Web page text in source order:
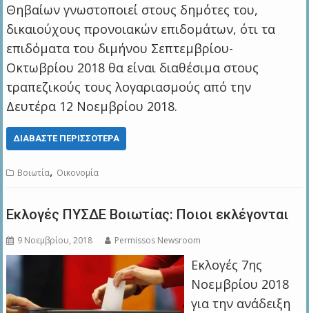
Θηβαίων γνωστοποιεί στους δημότες του,
δικαιούχους προνοιακών επιδομάτων, ότι τα
επιδόματα του διμήνου Σεπτεμβρίου-
Οκτωβρίου 2018 θα είναι διαθέσιμα στους
τραπεζικούς τους λογαριασμούς από την
Δευτέρα 12 Νοεμβρίου 2018.
ΔΙΑΒΆΣΤΕ ΠΕΡΙΣΣΌΤΕΡΑ
Βοιωτία, Οικονομία
Εκλογές ΠΥΣΔΕ Βοιωτίας: Ποιοι εκλέγονται
9 Νοεμβρίου, 2018 Permissos Newsroom
Εκλογές 7ης
Νοεμβρίου 2018
για την ανάδειξη